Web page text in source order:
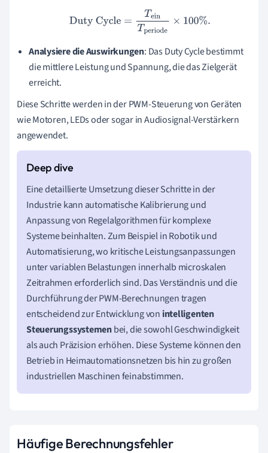
Duty Cycle= TeinTperiode×100%.
Analysiere die Auswirkungen: Das Duty Cycle bestimmt
die mittlere Leistung und Spannung, die das Zielgerät
erreicht.
Diese Schritte werden in der PWM-Steuerung von Geräten
wie Motoren, LEDs oder sogar in Audiosignal-Verstärkern
angewendet.
Eine detaillierte Umsetzung dieser Schritte in der
Industrie kann automatische Kalibrierung und
Anpassung von Regelalgorithmen für komplexe
Systeme beinhalten. Zum Beispiel in Robotik und
Automatisierung, wo kritische Leistungsanpassungen
unter variablen Belastungen innerhalb microskalen
Zeitrahmen erforderlich sind. Das Verständnis und die
Durchführung der PWM-Berechnungen tragen
entscheidend zur Entwicklung von intelligenten
Steuerungssystemenbei, die sowohl Geschwindigkeit
als auch Präzision erhöhen. Diese Systeme können den
Betrieb in Heimautomationsnetzen bis hin zu großen
industriellen Maschinen feinabstimmen.
Häufige Berechnungsfehler